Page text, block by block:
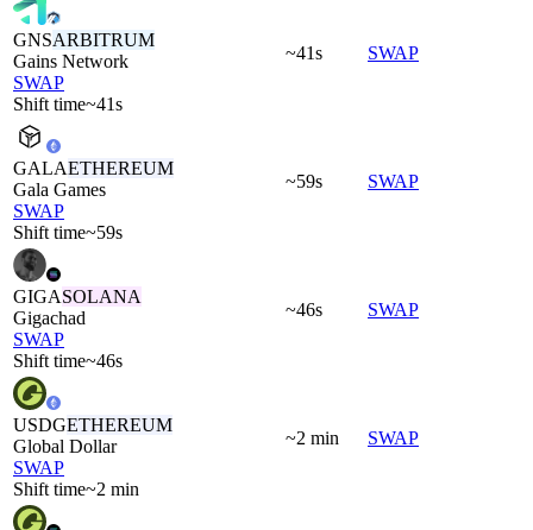
GNSARBITRUM
Gains Network
SWAP
Shift time~41s
~41s SWAP
GALAETHEREUM
Gala Games
SWAP
Shift time~59s
~59s SWAP
GIGASOLANA
Gigachad
SWAP
Shift time~46s
~46s SWAP
USDGETHEREUM
Global Dollar
SWAP
Shift time~2 min
~2 min SWAP